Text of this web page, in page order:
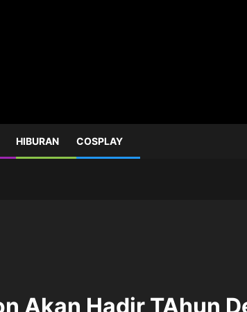
HIBURAN COSPLAY
Akan Hadir TAhun